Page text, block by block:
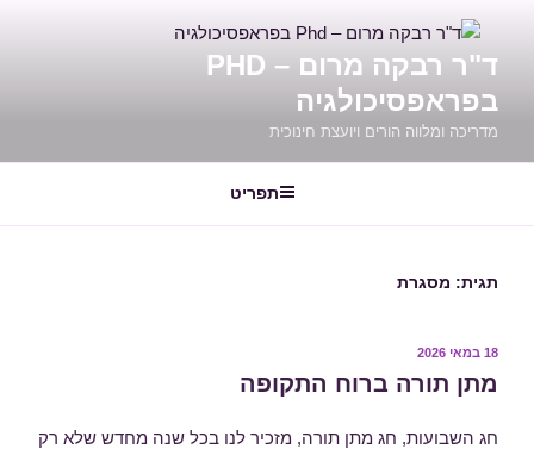
ד"ר רבקה מרום – PHD
בפראפסיכולגיה
מדריכה ומלווה הורים ויועצת חינוכית
תפריט
תגית: מסגרת
פורסם
18 במאי 2026
מתן תורה ברוח התקופה
חג השבועות, חג מתן תורה, מזכיר לנו בכל שנה מחדש שלא רק